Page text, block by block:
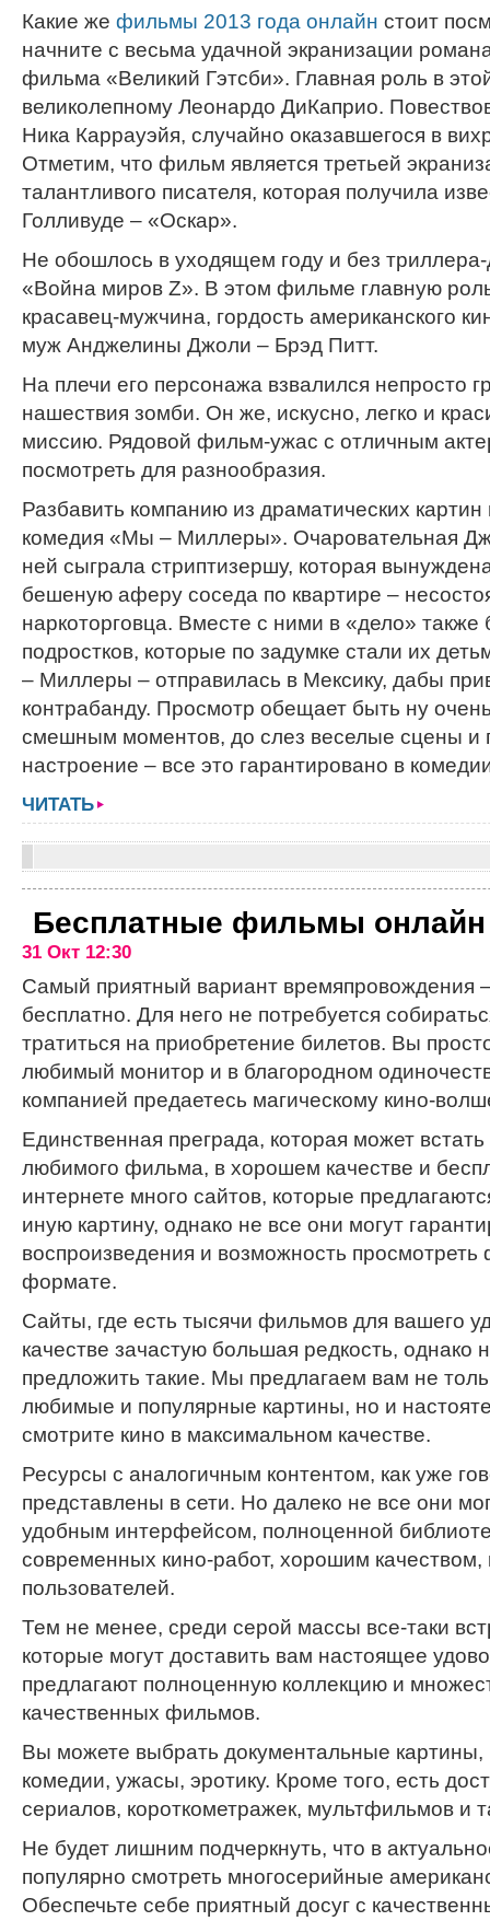
Какие же фильмы 2013 года онлайн стоит
начните с весьма удачной экранизации
фильма «Великий Гэтсби». Главная роль в
великолепному Леонардо ДиКаприо.
Ника Каррауэйя, случайно оказавшегося в
Отметим, что фильм является третьей
талантливого писателя, которая получила
Голливуде – «Оскар».
Не обошлось в уходящем году и без
«Война миров Z». В этом фильме главную
красавец-мужчина, гордость американского
муж Анджелины Джоли – Брэд Питт.
На плечи его персонажа взвалился непросто
нашествия зомби. Он же, искусно, легко и
миссию. Рядовой фильм-ужас с отличным
посмотреть для разнообразия.
Разбавить компанию из драматических
комедия «Мы – Миллеры». Очаровательная
ней сыграла стриптизершу, которая
бешеную аферу соседа по квартире –
наркоторговца. Вместе с ними в «дело»
подростков, которые по задумке стали их
– Миллеры – отправилась в Мексику, дабы
контрабанду. Просмотр обещает быть ну
смешным моментов, до слез веселые сцены и
настроение – все это гарантировано в
ЧИТАТЬ
Бесплатные фильмы онлайн
31 Окт 12:30
Самый приятный вариант времяпровождения
бесплатно. Для него не потребуется
тратиться на приобретение билетов. Вы
любимый монитор и в благородном
компанией предаетесь магическому кино-
Единственная преграда, которая может
любимого фильма, в хорошем качестве и
интернете много сайтов, которые
иную картину, однако не все они могут
воспроизведения и возможность
формате.
Сайты, где есть тысячи фильмов для вашего
качестве зачастую большая редкость, однако
предложить такие. Мы предлагаем вам не
любимые и популярные картины, но и
смотрите кино в максимальном качестве.
Ресурсы с аналогичным контентом, как уже
представлены в сети. Но далеко не все они
удобным интерфейсом, полноценной
современных кино-работ, хорошим качеством,
пользователей.
Тем не менее, среди серой массы все-таки
которые могут доставить вам настоящее
предлагают полноценную коллекцию и
качественных фильмов.
Вы можете выбрать документальные
комедии, ужасы, эротику. Кроме того, есть
сериалов, короткометражек, мультфильмов и
Не будет лишним подчеркнуть, что в
популярно смотреть многосерийные
Обеспечьте себе приятный досуг с